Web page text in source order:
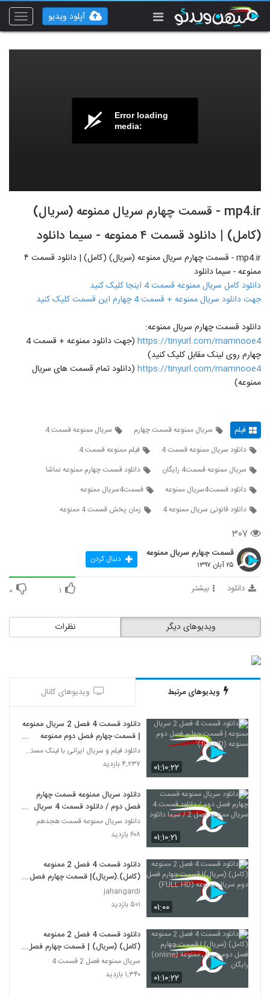
Toggle
آپلود ویدیو
Error loading
media:
mp4.ir - قسمت چهارم سریال ممنوعه (سریال)
(کامل) | دانلود قسمت ۴ ممنوعه - سیما دانلود
mp4.ir - قسمت چهارم سریال ممنوعه (سریال) (کامل) | دانلود قسمت ۴
ممنوعه - سیما دانلود
دانلود کامل سریال ممنوعه قسمت 4 اینجا کلیک کنید
جهت دانلود سریال ممنوعه + قسمت 4 چهارم این قسمت کلیک کنید
دانلود قسمت چهارم سریال ممنوعه:
https://tinyurl.com/mamnooe4
(جهت دانلود ممنوعه + قسمت 4
چهارم روی لینک مقابل کلیک کنید)
https://tinyurl.com/mamnooe4 (دانلود تمام قسمت های سریال
ممنوعه)
فیلم سریال ممنوعه قسمت چهارم
سریال ممنوعه قسمت 4
دانلود سریال ممنوعه قسمت 4
فیلم ممنوعه قسمت 4
سريال ممنوعه قسمت4 رایگان
دانلود قسمت چهارم ممنوعه نماشا
دانلود قسمت4سریال ممنوعه
قسمت4سریال ممنوعه
دانلود قانونی سریال ممنوعه 4
زمان پخش قسمت 4 ممنوعه
۳۰۷
قسمت چهارم سریال ممنوعه
۲۵ آبان ۱۳۹۷ دنبال کردن
دانلود بیشتر ۱ ۰
نظرات ویدیوهای دیگر
ویدیوهای مرتبط ویدیوهای کانال
۰۱:۱۰:۲۲
دانلود قسمت 4 فصل 2 سریال ممنوعه
| قسمت چهارم فصل دوم ممنوعه
(full HD)'
دانلود فیلم و سریال ایرانی با لینک مستقیم
۴,۲۳۷ بازدید
۰۱:۱۰:۲۱
دانلود سریال ممنوعه قسمت چهارم
فصل دوم / دانلود قسمت 4 سریال
ممنوعه فصل 2 / سیما دانلود
دانلود سریال ممنوعه قسمت هجدهم
۶۰۸ بازدید
۰۱:۰۰
دانلود قسمت 4 فصل 2 ممنوعه
(کامل).(سریال)| قسمت چهارم فصل
دوم سریال ممنوعه (FULL HD)
jahangardi
۵۰۱ بازدید
۰۱:۱۰:۲۲
دانلود قسمت 4 فصل 2 ممنوعه
(کامل) (سریال) | قسمت چهارم فصل
دوم سریال ممنوعه (online) رایگان
سریال ممنوعه فصل 2 قسمت 4
۱,۳۴۰ بازدید